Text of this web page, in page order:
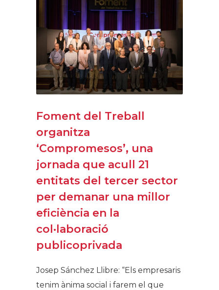
Foment del Treball
organitza
‘Compromesos’, una
jornada que acull 21
entitats del tercer sector
per demanar una millor
eficiència en la
col·laboració
publicoprivada
Josep Sánchez Llibre: “Els empresaris
tenim ànima social i farem el que